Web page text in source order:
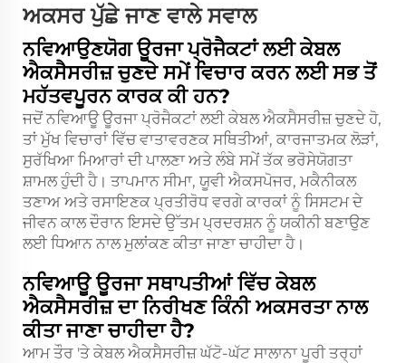
ਅਕਸਰ ਪੁੱਛੇ ਜਾਣ ਵਾਲੇ ਸਵਾਲ
ਨਵਿਆਉਣਯੋਗ ਊਰਜਾ ਪ੍ਰੋਜੈਕਟਾਂ ਲਈ ਕੇਬਲ
ਐਕਸੈਸਰੀਜ਼ ਚੁਣਦੇ ਸਮੇਂ ਵਿਚਾਰ ਕਰਨ ਲਈ ਸਭ ਤੋਂ
ਮਹੱਤਵਪੂਰਨ ਕਾਰਕ ਕੀ ਹਨ?
ਜਦੋਂ ਨਵਿਆਊ ਊਰਜਾ ਪ੍ਰੋਜੈਕਟਾਂ ਲਈ ਕੇਬਲ ਐਕਸੈਸਰੀਜ਼ ਚੁਣਦੇ ਹੋ,
ਤਾਂ ਮੁੱਖ ਵਿਚਾਰਾਂ ਵਿੱਚ ਵਾਤਾਵਰਣਕ ਸਥਿਤੀਆਂ, ਕਾਰਜਾਤਮਕ ਲੋੜਾਂ,
ਸੁਰੱਖਿਆ ਮਿਆਰਾਂ ਦੀ ਪਾਲਣਾ ਅਤੇ ਲੰਬੇ ਸਮੇਂ ਤੱਕ ਭਰੋਸੇਯੋਗਤਾ
ਸ਼ਾਮਲ ਹੁੰਦੀ ਹੈ। ਤਾਪਮਾਨ ਸੀਮਾ, ਯੂਵੀ ਐਕਸਪੋਜਰ, ਮਕੈਨੀਕਲ
ਤਣਾਅ ਅਤੇ ਰਸਾਇਣਕ ਪ੍ਰਤੀਰੋਧ ਵਰਗੇ ਕਾਰਕਾਂ ਨੂੰ ਸਿਸਟਮ ਦੇ
ਜੀਵਨ ਕਾਲ ਦੌਰਾਨ ਇਸਦੇ ਉੱਤਮ ਪ੍ਰਦਰਸ਼ਨ ਨੂੰ ਯਕੀਨੀ ਬਣਾਉਣ
ਲਈ ਧਿਆਨ ਨਾਲ ਮੁਲਾਂਕਣ ਕੀਤਾ ਜਾਣਾ ਚਾਹੀਦਾ ਹੈ।
ਨਵਿਆਊ ਊਰਜਾ ਸਥਾਪਤੀਆਂ ਵਿੱਚ ਕੇਬਲ
ਐਕਸੈਸਰੀਜ਼ ਦਾ ਨਿਰੀਖਣ ਕਿੰਨੀ ਅਕਸਰਤਾ ਨਾਲ
ਕੀਤਾ ਜਾਣਾ ਚਾਹੀਦਾ ਹੈ?
ਆਮ ਤੌਰ 'ਤੇ ਕੇਬਲ ਐਕਸੈਸਰੀਜ਼ ਘੱਟੋ-ਘੱਟ ਸਾਲਾਨਾ ਪੂਰੀ ਤਰ੍ਹਾਂ